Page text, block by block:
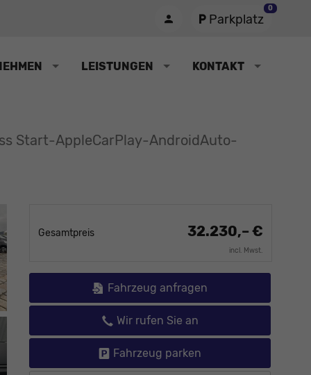
Parkplatz
0
LEISTUNGEN KONTAKT
Start-AppleCarPlay-AndroidAuto-
Gesamtpreis 32.230,– €
incl. Mwst.
Fahrzeug anfragen
Wir rufen Sie an
Fahrzeug parken